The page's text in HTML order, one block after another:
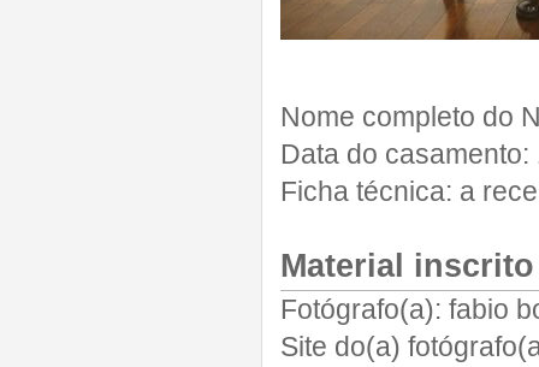
Nome completo do
Data do casamento:
Ficha técnica: a
Material inscrito
Fotógrafo(a): fabio
Site do(a)